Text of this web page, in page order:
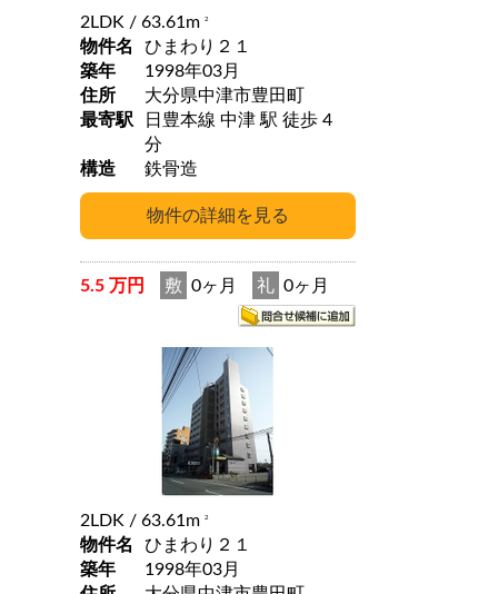
2LDK / 63.61m 2
物件名
ひまわり２１
築年
1998年03月
住所
大分県中津市豊田町
最寄駅
日豊本線 中津 駅 徒歩 4
分
構造
鉄骨造
5.5 万円 敷 0ヶ月 礼 0ヶ月
2LDK / 63.61m 2
物件名
ひまわり２１
築年
1998年03月